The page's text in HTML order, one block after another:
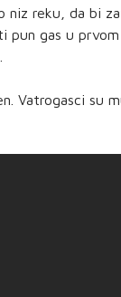
reku, da bi
pun gas u
Vatrogasci